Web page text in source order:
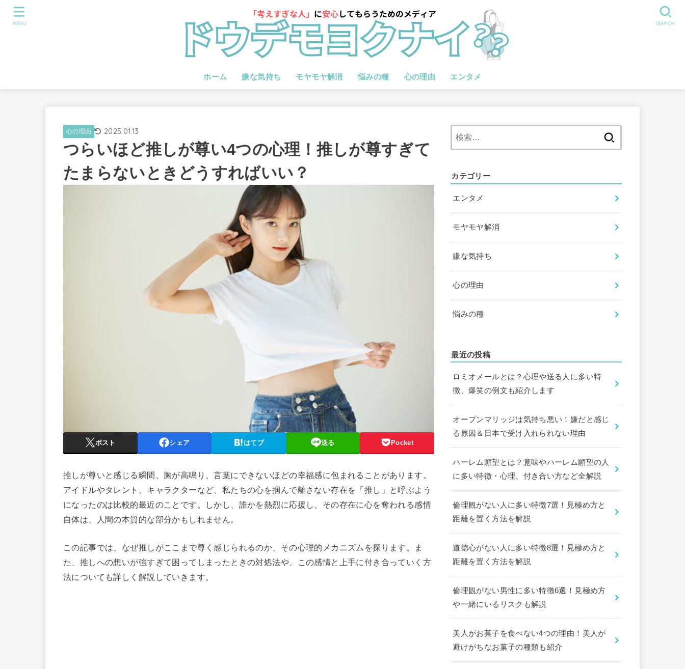
ホーム 嫌な気持ち モヤモヤ解消 悩みの種 心の理由 エンタメ
SEARCH
MENU
心の理由 2025.01.13
つらいほど推しが尊い4つの心理！推しが尊すぎて
たまらないときどうすればいい？
ポスト シェア はてブ 送る Pocket
推しが尊いと感じる瞬間、胸が高鳴り、言葉にできないほどの幸福感に包まれることがあります。
アイドルやタレント、キャラクターなど、私たちの心を掴んで離さない存在を「推し」と呼ぶよう
になったのは比較的最近のことです。しかし、誰かを熱烈に応援し、その存在に心を奪われる感情
自体は、人間の本質的な部分かもしれません。
この記事では、なぜ推しがここまで尊く感じられるのか、その心理的メカニズムを探ります。ま
た、推しへの想いが強すぎて困ってしまったときの対処法や、この感情と上手に付き合っていく方
法についても詳しく解説していきます。
カテゴリー
エンタメ
モヤモヤ解消
嫌な気持ち
心の理由
悩みの種
最近の投稿
ロミオメールとは？心理や送る人に多い特
徴、爆笑の例文も紹介します
オープンマリッジは気持ち悪い！嫌だと感じ
る原因＆日本で受け入れられない理由
ハーレム願望とは？意味やハーレム願望の人
に多い特徴・心理、付き合い方など全解説
倫理観がない人に多い特徴7選！見極め方と
距離を置く方法を解説
道徳心がない人に多い特徴8選！見極め方と
距離を置く方法を解説
倫理観がない男性に多い特徴6選！見極め方
や一緒にいるリスクも解説
美人がお菓子を食べない4つの理由！美人が
避けがちなお菓子の種類も紹介